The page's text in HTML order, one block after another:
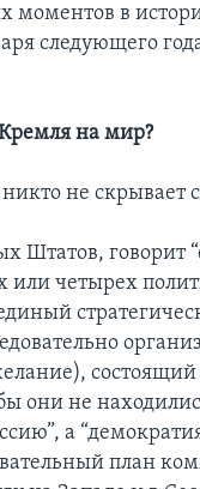
моментов в
следующего
Кремля на мир?
не скрывает
Штатов, говорит
или четырех
они не
а
план